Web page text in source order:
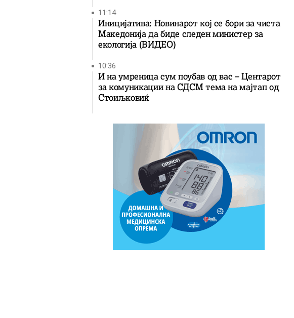
11:14
Иницијатива: Новинарот кој се бори за чиста
Македонија да биде следен министер за
екологија (ВИДЕО)
10:36
И на умреница сум поубав од вас – Центарот
за комуникации на СДСМ тема на мајтап од
Стоиљковиќ